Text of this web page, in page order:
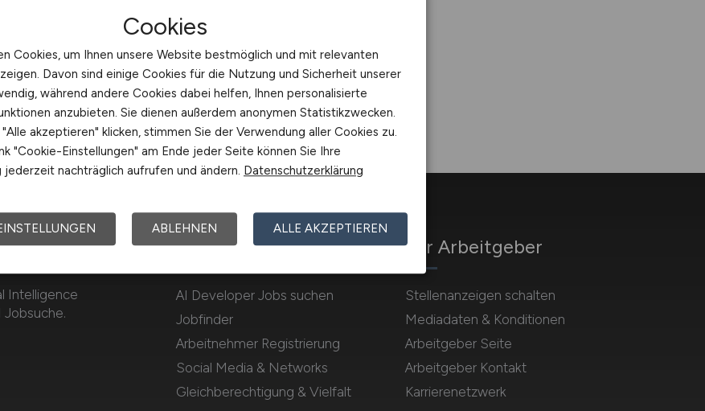
Intelligence
Jobsuche.
Für Arbeitnehmer
AI Developer Jobs suchen
Jobfinder
Arbeitnehmer Registrierung
Social Media & Networks
Gleichberechtigung & Vielfalt
Für Arbeitgeber
Stellenanzeigen schalten
Mediadaten & Konditionen
Arbeitgeber Seite
Arbeitgeber Kontakt
Karrierenetzwerk
Cookies
Cookies, um Ihnen unsere Website bestmöglich und mit relevanten
Davon sind einige Cookies für die Nutzung und Sicherheit unserer
während andere Cookies dabei helfen, Ihnen personalisierte
anzubieten. Sie dienen außerdem anonymen Statistikzwecken.
akzeptieren" klicken, stimmen Sie der Verwendung aller Cookies zu.
"Cookie-Einstellungen" am Ende jeder Seite können Sie Ihre
jederzeit nachträglich aufrufen und ändern. Datenschutzerklärung
ABLEHNEN ALLE AKZEPTIEREN